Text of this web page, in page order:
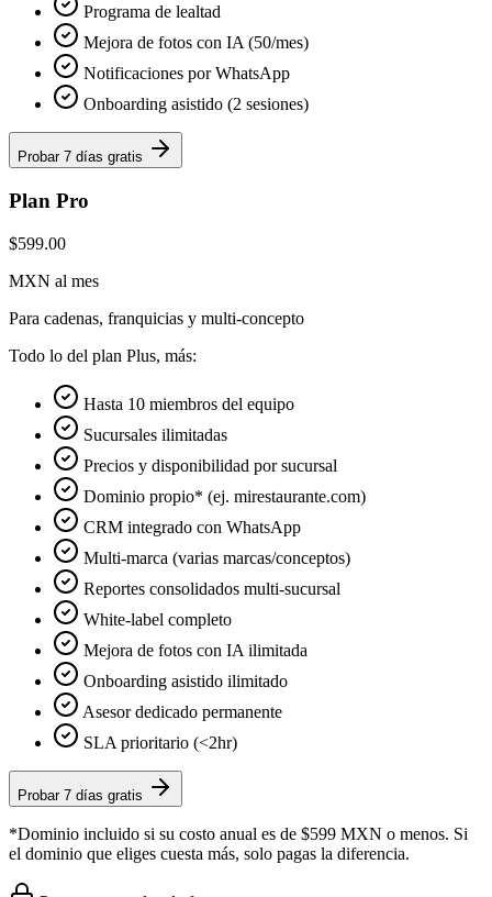
Programa de lealtad
Mejora de fotos con IA (50/mes)
Notificaciones por WhatsApp
Onboarding asistido (2 sesiones)
Probar 7 días gratis
Plan Pro
$599.00
MXN al mes
Para cadenas, franquicias y multi-concepto
Todo lo del plan Plus, más:
Hasta 10 miembros del equipo
Sucursales ilimitadas
Precios y disponibilidad por sucursal
Dominio propio* (ej. mirestaurante.com)
CRM integrado con WhatsApp
Multi-marca (varias marcas/conceptos)
Reportes consolidados multi-sucursal
White-label completo
Mejora de fotos con IA ilimitada
Onboarding asistido ilimitado
Asesor dedicado permanente
SLA prioritario (<2hr)
Probar 7 días gratis
*Dominio incluido si su costo anual es de $599 MXN o menos. Si
el dominio que eliges cuesta más, solo pagas la diferencia.